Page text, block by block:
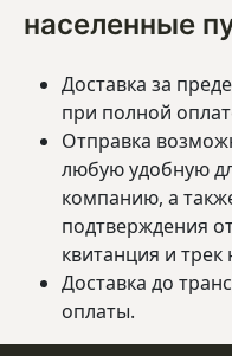
населенные
Доставка за
при полной
Отправка
любую удобную
компанию, а
подтверждения
квитанция и трек
Доставка до
оплаты.